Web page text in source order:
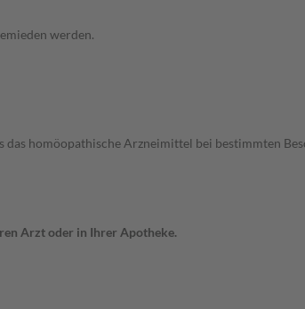
werden.
homöopathische Arzneimittel bei bestimmten
Arzt oder in Ihrer Apotheke.